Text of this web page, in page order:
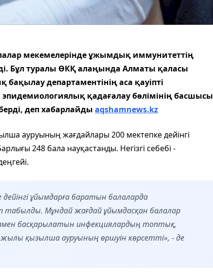
мекемелерінде ұжымдық иммунитеттің
Бұл туралы ӨКҚ алаңында Алматы қаласы
департаментінің аса қауіпті
қадағалау бөлімінің басшысы
деп хабарлайды aqshamnews.kz
ауруының жағдайлары 200 мектепке дейінгі
248 бала науқастанды. Негізгі себебі -
ұйымдарға баратын балаларда
Мұндай жағдай ұйымдасқан балалар
басқарылатын инфекциялардың топтық,
жылы қызылша ауруының өршуін көрсетті», - де